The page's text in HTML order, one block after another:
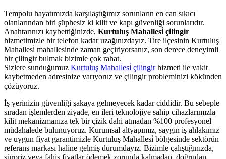
Tempolu hayatımızda karşılaştığımız sorunların en can sıkıcı
olanlarından biri şüphesiz ki kilit ve kapı güvenliği sorunlarıdır.
Anahtarınızı kaybettiğinizde, Kurtuluş Mahallesi̇ çilingir
hizmetimizle bir telefon kadar uzağınızdayız. Ti̇re ilçesinin Kurtuluş
Mahallesi̇ mahallesinde zaman geçiriyorsanız, son derece deneyimli
bir çilingir bulmak bizimle çok rahat.
Sizlere sunduğumuz Kurtuluş Mahallesi̇ çilingirhizmeti ile vakit
kaybetmeden adresinize varıyoruz ve çilingir probleminizi kökünden
çözüyoruz.
İş yerinizin güvenliği şakaya gelmeyecek kadar ciddidir. Bu sebeple
sıradan işlemlerden ziyade, en ileri teknolojiye sahip cihazlarımızla
kilit mekanizmanıza tek bir çizik dahi atmadan %100 profesyonel
müdahalede bulunuyoruz. Kurumsal altyapımız, saygın iş ahlakımız
ve uygun fiyat garantimizle Kurtuluş Mahallesi̇ bölgesinde sektörün
referans markası haline gelmiş durumdayız. Bizimle çalıştığınızda,
sürpriz veya fahiş fiyatlar ödemek zorunda kalmadan, doğrudan,